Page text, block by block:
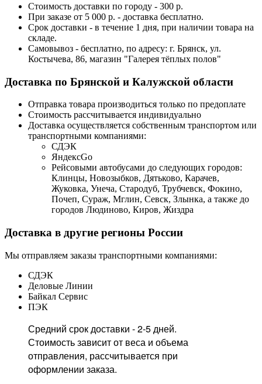
Стоимость доставки по городу - 300 р.
При заказе от 5 000 р. - доставка бесплатно.
Срок доставки - в течение 1 дня, при наличии товара на
складе.
Самовывоз - бесплатно, по адресу: г. Брянск, ул.
Костычева, 86, магазин "Галерея тёплых полов"
Доставка по Брянской и Калужской области
Отправка товара производиться только по предоплате
Стоимость рассчитывается индивидуально
Доставка осуществляется собственным транспортом или
транспортными компаниями:
СДЭК
ЯндексGo
Рейсовыми автобусами до следующих городов:
Клинцы, Новозыбков, Дятьково, Карачев,
Жуковка, Унеча, Стародуб, Трубчевск, Фокино,
Почеп, Сураж, Мглин, Севск, Злынка, а также до
городов Людиново, Киров, Жиздра
Доставка в другие регионы России
Мы отправляем заказы транспортными компаниями:
СДЭК
Деловые Линии
Байкал Сервис
ПЭК
Средний срок доставки - 2-5 дней.
Стоимость зависит от веса и объема
отправления, рассчитывается при
оформлении заказа.